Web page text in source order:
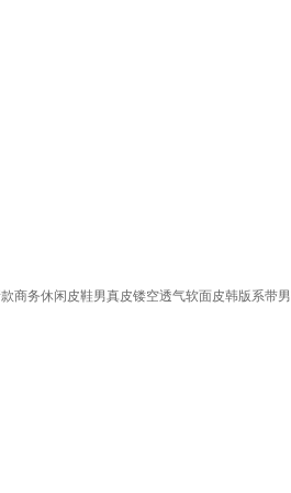
商务休闲皮鞋男真皮镂空透气软面皮韩版系带